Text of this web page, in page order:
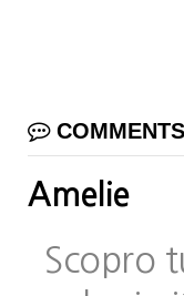
COMMENTS
Amelie
Scopro